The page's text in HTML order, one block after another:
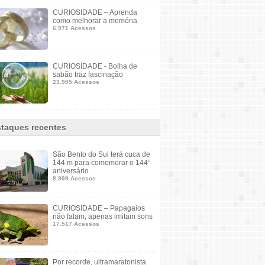
CURIOSIDADE – Aprenda
como melhorar a memória
6.971 Acessos
CURIOSIDADE - Bolha de
sabão traz fascinação
23.905 Acessos
recentes
São Bento do Sul terá cuca de
144 m para comemorar o 144°
aniversário
8.999 Acessos
CURIOSIDADE – Papagaios
não falam, apenas imitam sons
17.517 Acessos
Por recorde, ultramaratonista